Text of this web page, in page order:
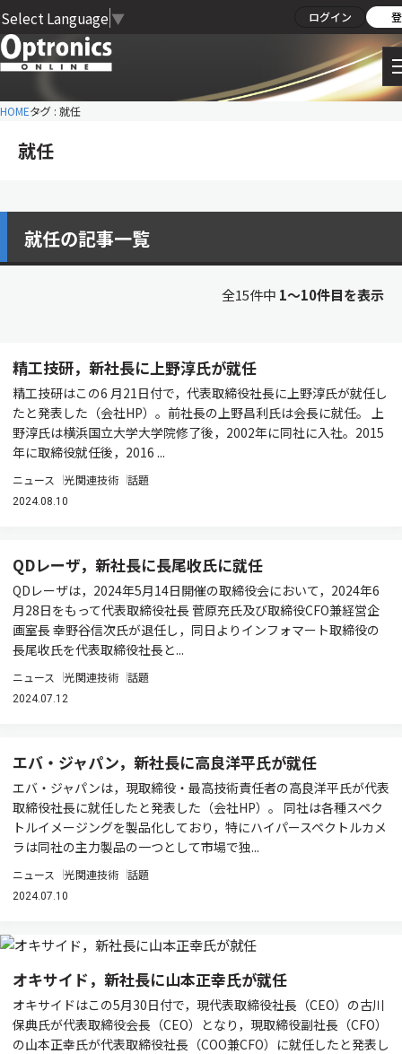
Select Language ▼ ログイン
HOMEタグ : 就任
就任
就任の記事一覧
全15件中 1〜10件目を表示
精工技研，新社長に上野淳氏が就任
精工技研はこの6 月21日付で，代表取締役社長に上野淳氏が就任し
たと発表した（会社HP）。前社長の上野昌利氏は会長に就任。 上
野淳氏は横浜国立大学大学院修了後，2002年に同社に入社。2015
年に取締役就任後，2016 ...
ニュース 光関連技術 話題
2024.08.10
QDレーザ，新社長に⻑尾收⽒に就任
QDレーザは，2024年5⽉14⽇開催の取締役会において，2024年6
⽉28⽇をもって代表取締役社⻑ 菅原充氏及び取締役CFO兼経営企
画室⻑ 幸野⾕信次氏が退任し，同⽇よりインフォマート取締役の
⻑尾收⽒を代表取締役社⻑と...
ニュース 光関連技術 話題
2024.07.12
エバ・ジャパン，新社長に高良洋平氏が就任
エバ・ジャパンは，現取締役・最高技術責任者の高良洋平氏が代表
取締役社長に就任したと発表した（会社HP）。 同社は各種スペク
トルイメージングを製品化しており，特にハイパースペクトルカメ
ラは同社の主力製品の一つとして市場で独...
ニュース 光関連技術 話題
2024.07.10
オキサイド，新社長に山本正幸氏が就任
オキサイドはこの5月30日付で，現代表取締役社長（CEO）の古川
保典氏が代表取締役会長（CEO）となり，現取締役副社長（CFO）
の山本正幸氏が代表取締役社長（COO兼CFO）に就任したと発表し